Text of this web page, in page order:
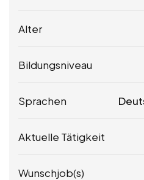
Alter
Bildungsniveau
Sprachen
Aktuelle Tätigkeit
Wunschjob(s)